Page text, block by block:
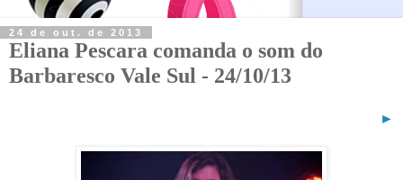
24 de out. de 2013
Eliana Pescara comanda o som do
Barbaresco Vale Sul - 24/10/13
►